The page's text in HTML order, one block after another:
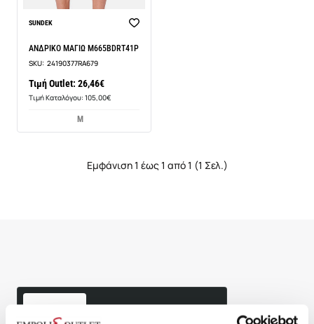
SUNDEK
ΑΝΔΡΙΚΟ ΜΑΓΙΩ M665BDRT41P
SKU: 24190377RA679
Τιμή Outlet: 26,46€
Τιμή Καταλόγου: 105,00€
M
Εμφάνιση 1 έως 1 από 1 (1 Σελ.)
Ανδρικά Sneakers POLO